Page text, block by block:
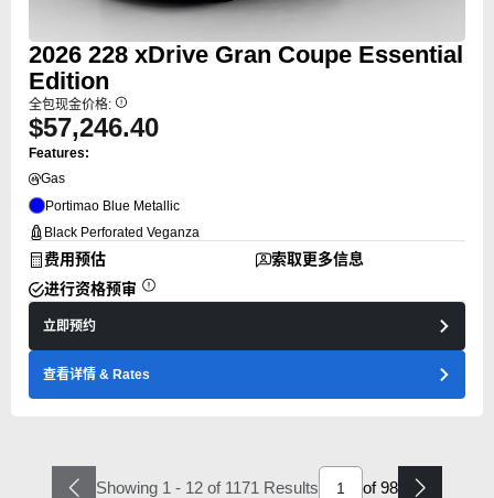
2026 228 xDrive Gran Coupe Essential
Edition
全包现金价格:
$57,246.40
Features:
Gas
Portimao Blue Metallic
Black Perforated Veganza
费用预估
索取更多信息
进行资格预审
立即预约
查看详情 & Rates
Showing 1 - 12 of 1171 Results of98